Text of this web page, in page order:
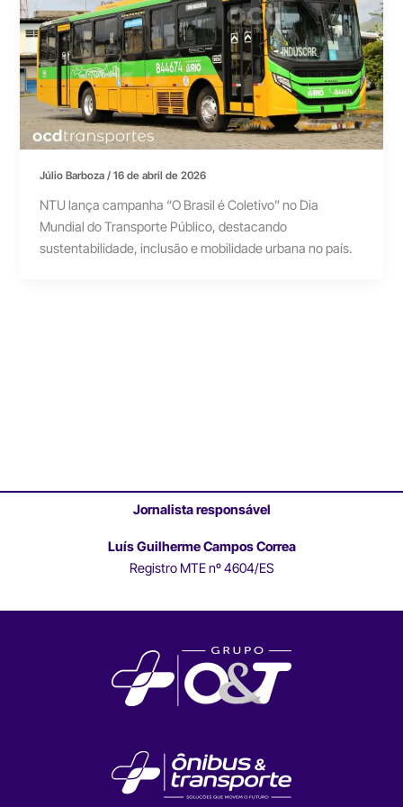
Júlio Barboza/16 de abril de 2026
NTU lança campanha “O Brasil é Coletivo” no Dia
Mundial do Transporte Público, destacando
sustentabilidade, inclusão e mobilidade urbana no país.
Jornalista responsável
Luís Guilherme Campos Correa
Registro MTE nº 4604/ES